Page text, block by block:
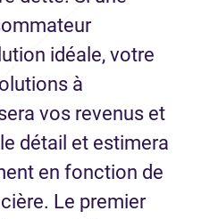
idéale, votre
à
vos revenus et
détail et estimera
en fonction de
Le premier